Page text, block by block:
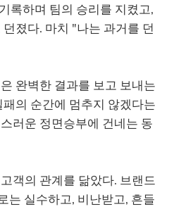
록하며 팀의 승리를 지켰고,
졌다. 마치 "나는 과거를 던
완벽한 결과를 보고 보내는
의 순간에 멈추지 않겠다는
러운 정면승부에 건네는 동
객의 관계를 닮았다. 브랜드
는 실수하고, 비난받고, 흔들